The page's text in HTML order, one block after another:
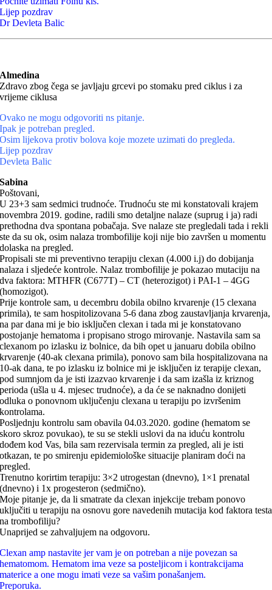
Lijep pozdrav
Dr Devleta Balic
Almedina
Zdravo zbog čega se javljaju grcevi po stomaku pred ciklus i za
vrijeme ciklusa
Ovako ne mogu odgovoriti ns pitanje.
Ipak je potreban pregled.
Osim lijekova protiv bolova koje mozete uzimati do pregleda.
Lijep pozdrav
Devleta Balic
Sabina
Poštovani,
U 23+3 sam sedmici trudnoće. Trudnoću ste mi konstatovali krajem
novembra 2019. godine, radili smo detaljne nalaze (suprug i ja) radi
prethodna dva spontana pobačaja. Sve nalaze ste pregledali tada i rekli
ste da su ok, osim nalaza trombofilije koji nije bio završen u momentu
dolaska na pregled.
Propisali ste mi preventivno terapiju clexan (4.000 i.j) do dobijanja
nalaza i sljedeće kontrole. Nalaz trombofilije je pokazao mutaciju na
dva faktora: MTHFR (C677T) – CT (heterozigot) i PAI-1 – 4GG
(homozigot).
Prije kontrole sam, u decembru dobila obilno krvarenje (15 clexana
primila), te sam hospitolizovana 5-6 dana zbog zaustavljanja krvarenja,
na par dana mi je bio isključen clexan i tada mi je konstatovano
postojanje hematoma i propisano strogo mirovanje. Nastavila sam sa
clexanom po izlasku iz bolnice, da bih opet u januaru dobila obilno
krvarenje (40-ak clexana primila), ponovo sam bila hospitalizovana na
10-ak dana, te po izlasku iz bolnice mi je isključen iz terapije clexan,
pod sumnjom da je isti izazvao krvarenje i da sam izašla iz kriznog
perioda (ušla u 4. mjesec trudnoće), a da će se naknadno donijeti
odluka o ponovnom uključenju clexana u terapiju po izvršenim
kontrolama.
Posljednju kontrolu sam obavila 04.03.2020. godine (hematom se
skoro skroz povukao), te su se stekli uslovi da na iduću kontrolu
dođem kod Vas, bila sam rezervisala termin za pregled, ali je isti
otkazan, te po smirenju epidemiološke situacije planiram doći na
pregled.
Trenutno korirtim terapiju: 3×2 utrogestan (dnevno), 1×1 prenatal
(dnevno) i 1x progesteron (sedmično).
Moje pitanje je, da li smatrate da clexan injekcije trebam ponovo
uključiti u terapiju na osnovu gore navedenih mutacija kod faktora testa
na trombofiliju?
Unaprijed se zahvaljujem na odgovoru.
Clexan amp nastavite jer vam je on potreban a nije povezan sa
hematomom. Hematom ima veze sa posteljicom i kontrakcijama
materice a one mogu imati veze sa vašim ponašanjem.
Preporuka.